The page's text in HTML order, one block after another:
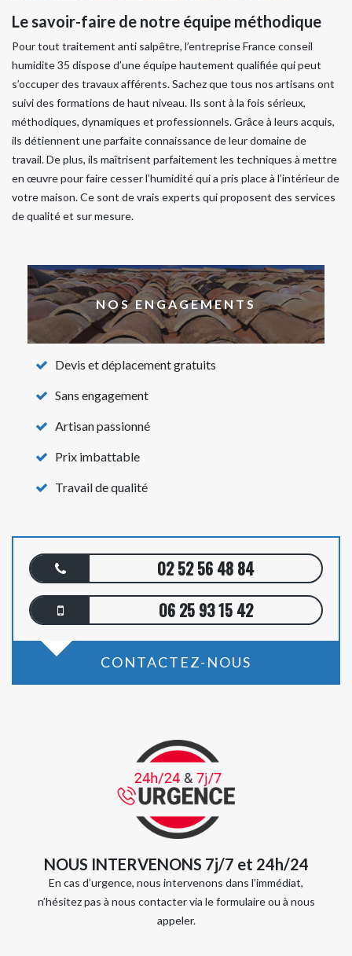
Le savoir-faire de notre équipe méthodique
Pour tout traitement anti salpêtre, l’entreprise France conseil
humidite 35 dispose d’une équipe hautement qualifiée qui peut
s’occuper des travaux afférents. Sachez que tous nos artisans ont
suivi des formations de haut niveau. Ils sont à la fois sérieux,
méthodiques, dynamiques et professionnels. Grâce à leurs acquis,
ils détiennent une parfaite connaissance de leur domaine de
travail. De plus, ils maîtrisent parfaitement les techniques à mettre
en œuvre pour faire cesser l’humidité qui a pris place à l’intérieur de
votre maison. Ce sont de vrais experts qui proposent des services
de qualité et sur mesure.
NOS ENGAGEMENTS
Devis et déplacement gratuits
Sans engagement
Artisan passionné
Prix imbattable
Travail de qualité
02 52 56 48 84
06 25 93 15 42
CONTACTEZ-NOUS
NOUS INTERVENONS 7j/7 et 24h/24
En cas d’urgence, nous intervenons dans l’immédiat,
n’hésitez pas à nous contacter via le formulaire ou à nous
appeler.